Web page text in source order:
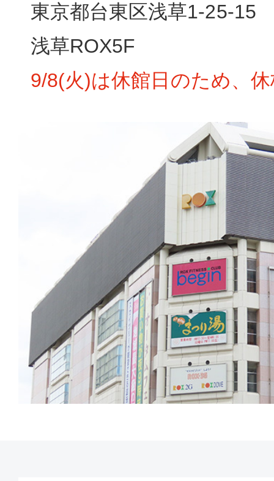
東京都台東区浅草1-25-15
浅草ROX5F
9/8(火)は休館日のため、